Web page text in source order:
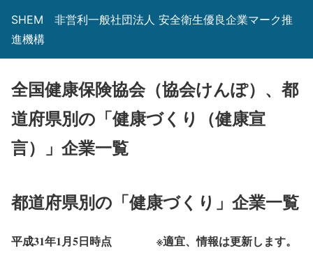
SHEM 非営利一般社団法人 安全衛生優良企業マーク推
進機構
全国健康保険協会（協会けんぽ）、都
道府県別の「健康づくり（健康宣
言）」企業一覧
都道府県別の「健康づくり」企業一覧
平成31年1月5日時点 ※適宜、情報は更新します。